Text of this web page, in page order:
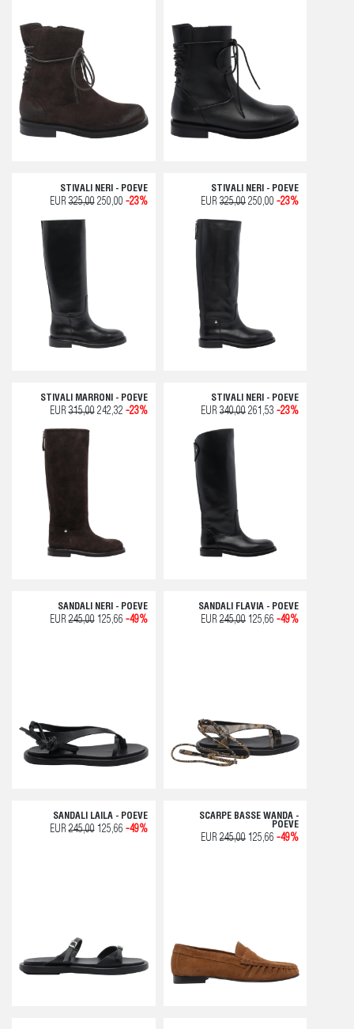
STIVALI NERI - POEVE
EUR325,00250,00 -23%
STIVALI NERI - POEVE
EUR 325,00 250,00 -23%
STIVALI MARRONI - POEVE
EUR315,00242,32 -23%
STIVALI NERI - POEVE
EUR 340,00 261,53 -23%
SANDALI NERI - POEVE
EUR245,00125,66 -49%
SANDALI FLAVIA - POEVE
EUR 245,00 125,66 -49%
SANDALI LAILA - POEVE
EUR245,00125,66 -49%
SCARPE BASSE WANDA -
POEVE
EUR 245,00 125,66 -49%